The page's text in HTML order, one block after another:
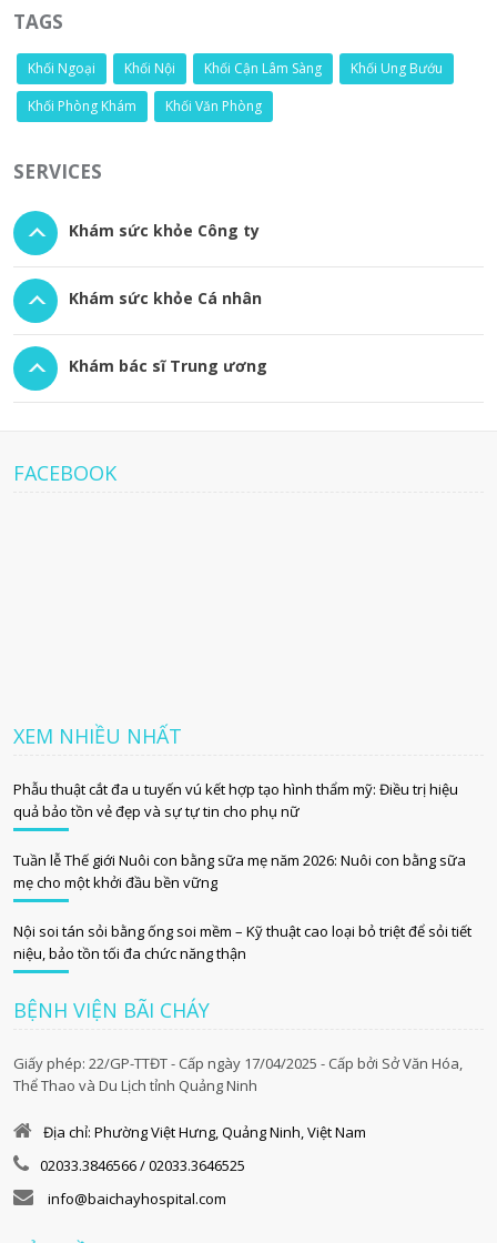
TAGS
Khối Ngoại Khối Nội Khối Cận Lâm Sàng
Khối Ung Bướu
Khối Phòng Khám
Khối Văn Phòng
SERVICES
Khám sức khỏe Công ty
Khám sức khỏe Cá nhân
Khám bác sĩ Trung ương
FACEBOOK
XEM NHIỀU NHẤT
Phẫu thuật cắt đa u tuyến vú kết hợp tạo hình thẩm mỹ: Điều trị hiệu
quả bảo tồn vẻ đẹp và sự tự tin cho phụ nữ
Tuần lễ Thế giới Nuôi con bằng sữa mẹ năm 2026: Nuôi con bằng sữa
mẹ cho một khởi đầu bền vững
Nội soi tán sỏi bằng ống soi mềm – Kỹ thuật cao loại bỏ triệt để sỏi tiết
niệu, bảo tồn tối đa chức năng thận
BỆNH VIỆN BÃI CHÁY
Giấy phép: 22/GP-TTĐT - Cấp ngày 17/04/2025 - Cấp bởi Sở Văn Hóa,
Thể Thao và Du Lịch tỉnh Quảng Ninh
Địa chỉ: Phường Việt Hưng, Quảng Ninh, Việt Nam
02033.3846566 / 02033.3646525
info@baichayhospital.com